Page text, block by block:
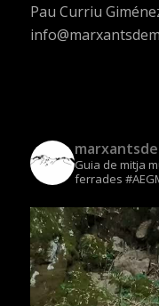
Pau Curriu
Guia de mitja
ferrades